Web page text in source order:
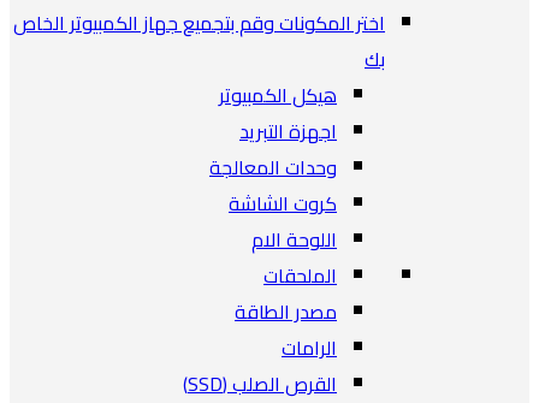
اختر المكونات وقم بتجميع جهاز الكمبيوتر الخاص
بك
هيكل الكمبيوتر
اجهزة التبريد
وحدات المعالجة
كروت الشاشة
اللوحة الام
الملحقات
مصدر الطاقة
الرامات
القرص الصلب (SSD)